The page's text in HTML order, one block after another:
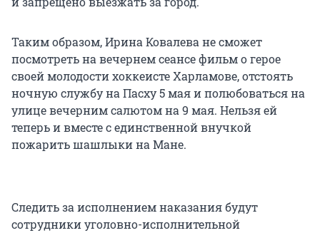
Таким образом, Ирина Ковалева не сможет
посмотреть на вечернем сеансе фильм о герое
своей молодости хоккеисте Харламове, отстоять
ночную службу на Пасху 5 мая и полюбоваться на
улице вечерним салютом на 9 мая. Нельзя ей
теперь и вместе с единственной внучкой
пожарить шашлыки на Мане.
Следить за исполнением наказания будут
сотрудники уголовно-исполнительной